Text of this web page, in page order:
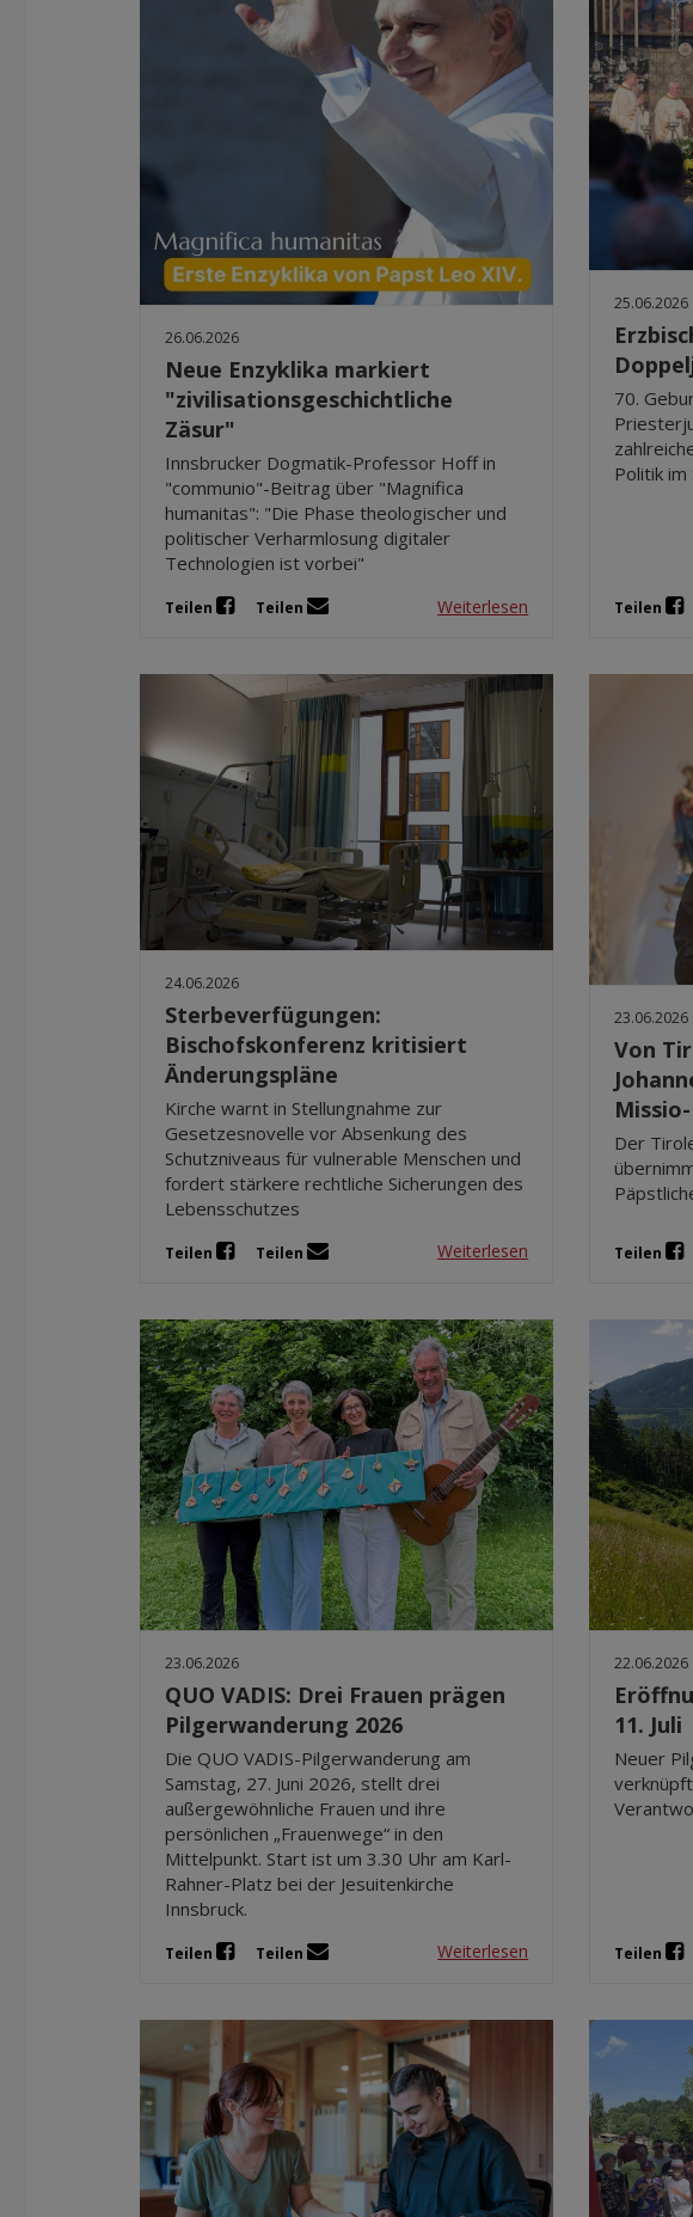
26.06.2026
Neue Enzyklika markiert
"zivilisationsgeschichtliche
Zäsur"
Innsbrucker Dogmatik-Professor Hoff in
"communio"-Beitrag über "Magnifica
humanitas": "Die Phase theologischer und
politischer Verharmlosung digitaler
Technologien ist vorbei"
Teilen Teilen Weiterlesen
25.06.2026
70.
Politik
Teilen
24.06.2026
Sterbeverfügungen:
Bischofskonferenz kritisiert
Änderungspläne
Kirche warnt in Stellungnahme zur
Gesetzesnovelle vor Absenkung des
Schutzniveaus für vulnerable Menschen und
fordert stärkere rechtliche Sicherungen des
Lebensschutzes
Teilen Teilen Weiterlesen
23.06.2026
Von
Der
Teilen
23.06.2026
QUO VADIS: Drei Frauen prägen
Pilgerwanderung 2026
Die QUO VADIS-Pilgerwanderung am
Samstag, 27. Juni 2026, stellt drei
außergewöhnliche Frauen und ihre
persönlichen „Frauenwege“ in den
Mittelpunkt. Start ist um 3.30 Uhr am Karl-
Rahner-Platz bei der Jesuitenkirche
Innsbruck.
Teilen Teilen Weiterlesen
22.06.2026
11. Juli
Neuer
Teilen